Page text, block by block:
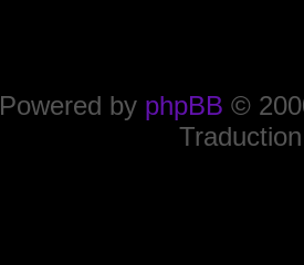
Powered by phpBB ©